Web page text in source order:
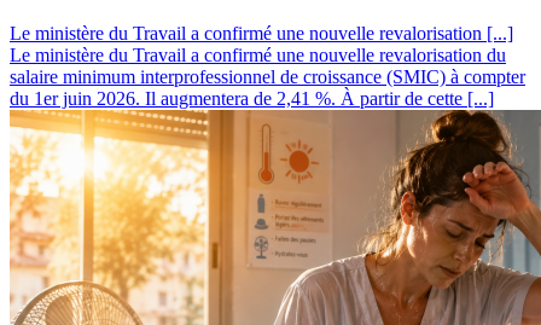
Le ministère du Travail a confirmé une nouvelle revalorisation [...]
Le ministère du Travail a confirmé une nouvelle revalorisation du
salaire minimum interprofessionnel de croissance (SMIC) à compter
du 1er juin 2026. Il augmentera de 2,41 %. À partir de cette [...]